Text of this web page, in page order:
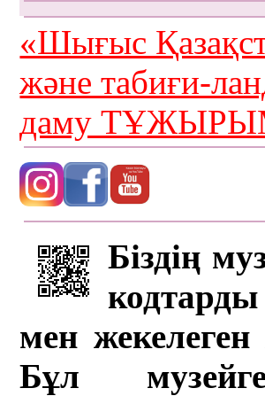
«Шығыс
және табиғи-
даму
Біздің
кодтарды
мен жекелеген
Бұл